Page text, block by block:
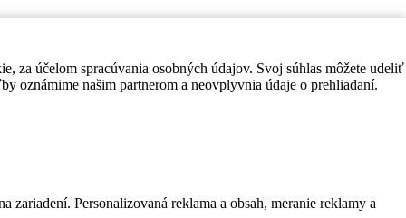
za účelom spracúvania osobných údajov. Svoj súhlas môžete udeliť
oznámime našim partnerom a neovplyvnia údaje o prehliadaní.
Personalizovaná reklama a obsah, meranie reklamy a